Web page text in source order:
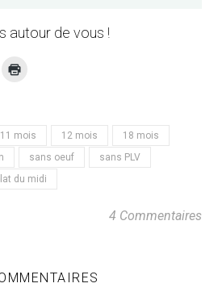
autour de vous !
11 mois 12 mois
18 mois
sans oeuf
sans PLV
du midi
4 Commentaires